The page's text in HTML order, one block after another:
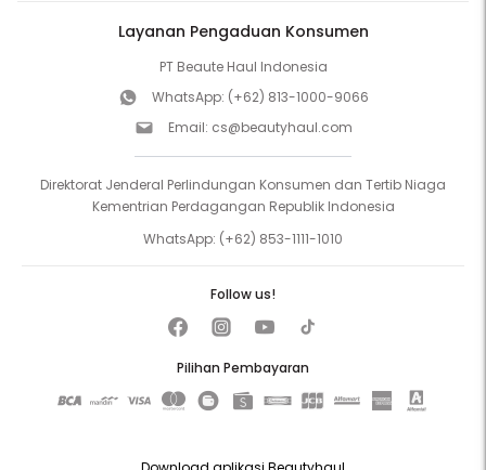
Layanan Pengaduan Konsumen
PT Beaute Haul Indonesia
WhatsApp: (+62) 813-1000-9066
Email: cs@beautyhaul.com
Direktorat Jenderal Perlindungan Konsumen dan Tertib Niaga
Kementrian Perdagangan Republik Indonesia
WhatsApp: (+62) 853-1111-1010
Pilihan Pembayaran
Follow us!